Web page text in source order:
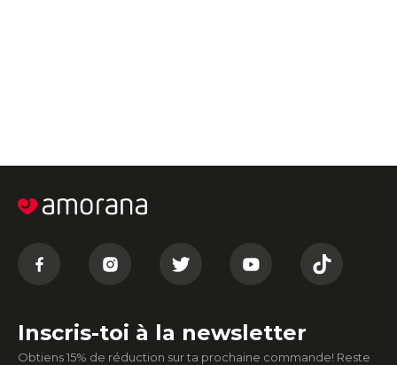
Inscris-toi à la newsletter
Obtiens 15% de réduction sur ta prochaine commande! Reste